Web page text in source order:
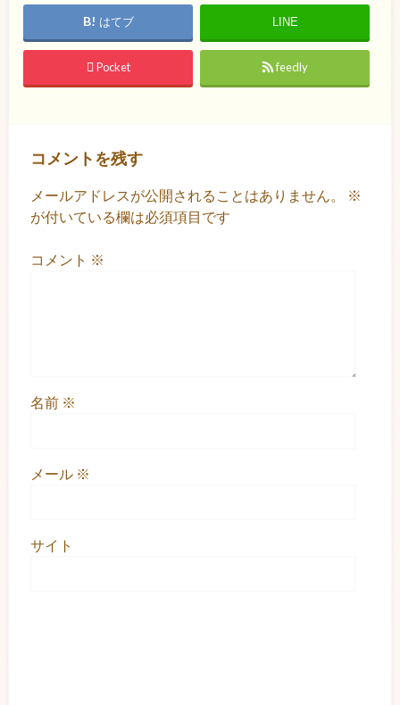
はてブ LINE
Pocket feedly
コメントを残す
メールアドレスが公開されることはありません。
※
が付いている欄は必須項目です
コメント ※
名前 ※
メール ※
サイト